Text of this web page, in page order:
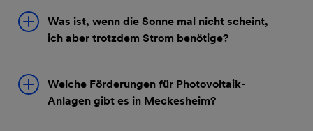
Was ist, wenn die Sonne mal nicht scheint,
ich aber trotzdem Strom benötige?
Welche Förderungen für Photovoltaik-
Anlagen gibt es in Meckesheim?